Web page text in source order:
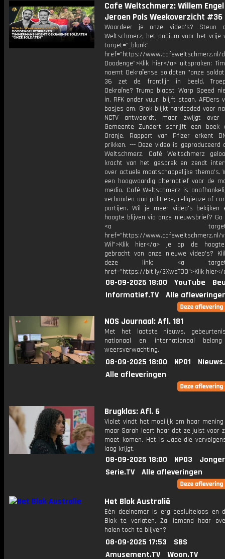
Cafe Weltschmerz: Willem
Jeroen Pols Weekoverzicht #36
Waardeer je onze video's? Steun
Weltschmerz, het podium voor het vrije
target="_blank"
href="https://www.cafeweltschmerz.nl/
Doodenge">Klik hier</a> uitspraken:
noemt Oekraïense soldaten ''onze
36 zet de frontlijn in beeld.
Oekraïne? Trump blaast Warp Speed
in. RFK onder vuur, blijft staan. AFDers
bosjes om. Grok blijkt hardcoded voor
NCTV antwoordt, maar zwijgt over
Gemeente Zundert schrijft een boek
Oranje. Rapport van Pfizer erkent
prikken. --- Deze video is geproduceerd
Weltschmerz. Café Weltschmerz
kracht van het gesprek en zendt
over actuele maatschappelijke thema's.
een hoogwaardig alternatief voor de
media. Café Weltschmerz is
verbonden aan politieke, religieuze of
partijen. Wil je meer video's bekijken
hoogte blijven via onze nieuwsbrief? Ga
<a
href="https://www.cafeweltschmerz.nl/
Wil">Klik hier</a> je op de
gebracht van onze nieuwe video's?
deze link: <a
href="https://bit.ly/3XweTO0">Klik hier</
08-09-2025 18:00 YouTube
Informatief.TV
Alle
NOS Journaal: Afl. 181
Met het laatste nieuws,
nationaal en internationaal
weersverwachting.
08-09-2025 18:00 NPO1
Alle afleveringen
Brugklas: Afl. 6
Violet vindt het moeilijk om haar
maar Sarah leert haar dat ze juist voor
moet komen. Het is Jade die
laag krijgt.
08-09-2025 18:00 NPO3
Serie.TV
Alle afleveringen
Het Blok Australië
Eén deelnemer is erg besluiteloos en
Blok te verlaten. Zal iemand haar
halen toch te blijven?
08-09-2025 17:53
SBS
Amusement.TV
Woon.TV